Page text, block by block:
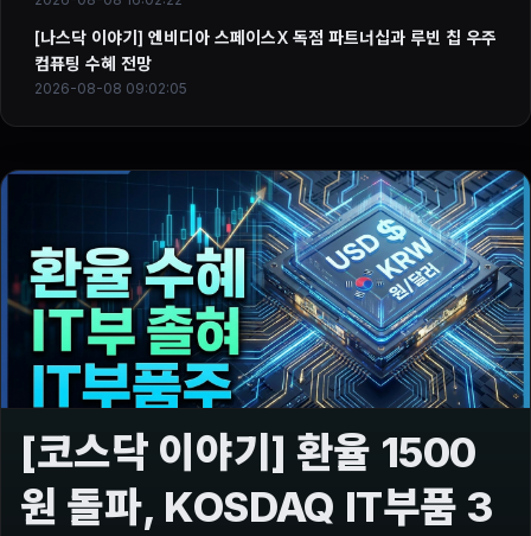
[나스닥 이야기] 엔비디아 스페이스X 독점 파트너십과 루빈 칩 우주
컴퓨팅 수혜 전망
2026-08-08 09:02:05
[코스닥 이야기] 환율 1500
원 돌파, KOSDAQ IT부품 3